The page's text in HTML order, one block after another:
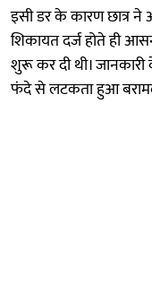
इसी डर के कारण छात्र ने
शिकायत दर्ज होते ही
शुरू कर दी थी।
फंदे से लटकता हुआ